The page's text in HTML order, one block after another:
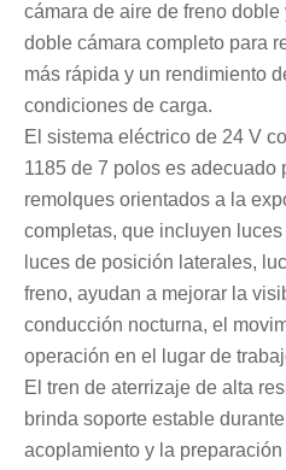
cámara de aire de freno
doble cámara completo para
más rápida y un rendimiento
condiciones de carga.
El sistema eléctrico de 24 V
1185 de 7 polos es adecuado
remolques orientados a la
completas, que incluyen
luces de posición laterales,
freno, ayudan a mejorar la
conducción nocturna, el
operación en el lugar de
El tren de aterrizaje de alta
brinda soporte estable
acoplamiento y la